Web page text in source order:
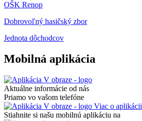
OŠK Renop
Dobrovoľný hasičský zbor
Jednota dôchodcov
Mobilná aplikácia
Aktuálne informácie od nás
Priamo vo vašom telefóne
Viac o aplikácii
Stiahnite si našu mobilnú aplikáciu na